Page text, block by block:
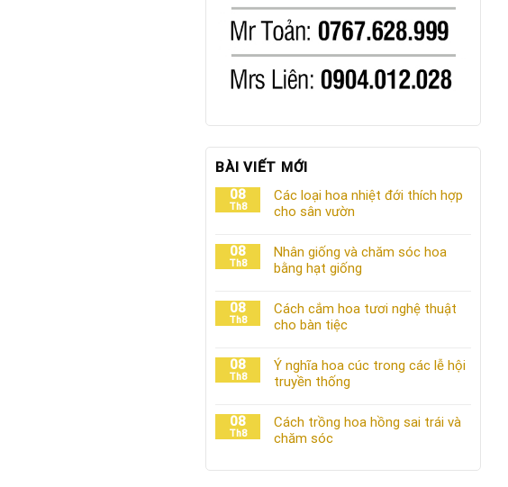
BÀI VIẾT MỚI
08
Th8
Các loại hoa nhiệt đới thích hợp
cho sân vườn
08
Th8
Nhân giống và chăm sóc hoa
bằng hạt giống
08
Th8
Cách cắm hoa tươi nghệ thuật
cho bàn tiệc
08
Th8
Ý nghĩa hoa cúc trong các lễ hội
truyền thống
08
Th8
Cách trồng hoa hồng sai trái và
chăm sóc